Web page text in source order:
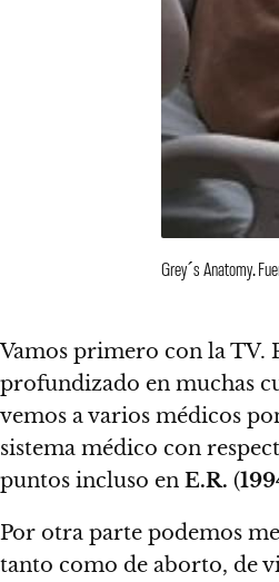
Grey´s Anatomy.
Vamos primero con la TV.
profundizado en muchas
vemos a varios médicos
sistema médico con
puntos incluso en E.R. (
Por otra parte podemos
tanto como de aborto, de